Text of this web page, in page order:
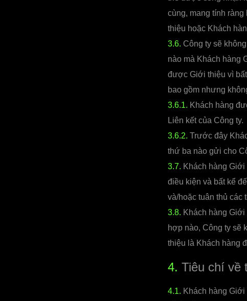
cùng, mang tính
thiệu hoặc Khách
3.6. Công ty sẽ
nào mà Khách hàng
được Giới thiệu vì
bao gồm nhưng
3.6.1. Khách hàng
Liên kết của Công ty.
3.6.2. Trước đây
thứ ba nào gửi cho
3.7. Khách hàng
điều kiện và bất kể
và/hoặc tuân thủ các
3.8. Khách hàng
hợp nào, Công ty sẽ
thiệu là Khách hàng
4. Tiêu chí về
4.1. Khách hàng